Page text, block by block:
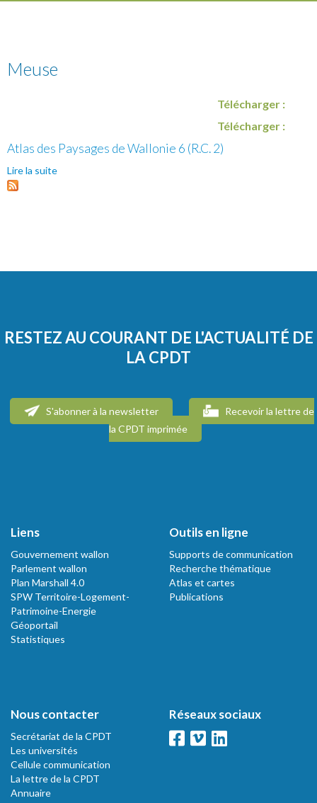
Meuse
Télécharger :
Télécharger :
Atlas des Paysages de Wallonie 6 (R.C. 2)
Lire la suite
RESTEZ AU COURANT DE L'ACTUALITÉ DE
LA CPDT
S'abonner à la newsletter
Recevoir la lettre de
la CPDT imprimée
Liens
Gouvernement wallon
Parlement wallon
Plan Marshall 4.0
SPW Territoire-Logement-
Patrimoine-Energie
Géoportail
Statistiques
Outils en ligne
Supports de communication
Recherche thématique
Atlas et cartes
Publications
Nous contacter
Secrétariat de la CPDT
Les universités
Cellule communication
La lettre de la CPDT
Annuaire
Réseaux sociaux